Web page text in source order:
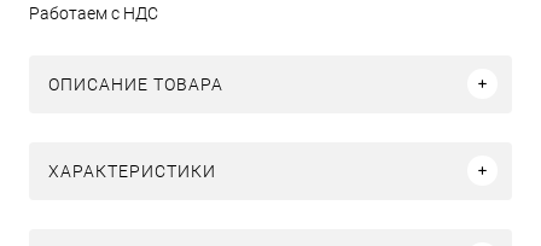
Работаем с НДС
ОПИСАНИЕ ТОВАРА
ХАРАКТЕРИСТИКИ